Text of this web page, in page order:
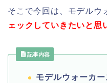
そこで今回は、モデルウ
ェックしていきたいと思
記事内容
モデルウォーカ